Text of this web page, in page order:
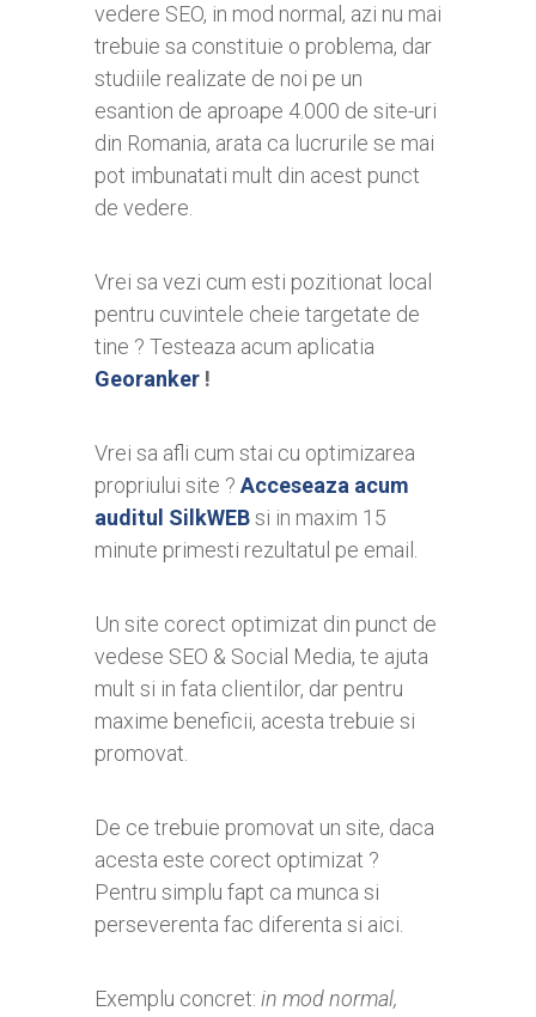
vedere SEO, in mod normal, azi nu mai
trebuie sa constituie o problema, dar
studiile realizate de noi pe un
esantion de aproape 4.000 de site-uri
din Romania, arata ca lucrurile se mai
pot imbunatati mult din acest punct
de vedere.
Vrei sa vezi cum esti pozitionat local
pentru cuvintele cheie targetate de
tine ? Testeaza acum aplicatia
Georanker !
Vrei sa afli cum stai cu optimizarea
propriului site ? Acceseaza acum
auditul SilkWEBsi in maxim 15
minute primesti rezultatul pe email.
Un site corect optimizat din punct de
vedese SEO & Social Media, te ajuta
mult si in fata clientilor, dar pentru
maxime beneficii, acesta trebuie si
promovat.
De ce trebuie promovat un site, daca
acesta este corect optimizat ?
Pentru simplu fapt ca munca si
perseverenta fac diferenta si aici.
Exemplu concret: in mod normal,